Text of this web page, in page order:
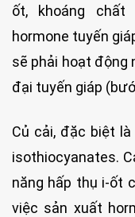
ốt, khoáng
hormone tuyến
sẽ phải hoạt động
đại tuyến giáp
Củ cải, đặc biệt
isothiocyanates.
năng hấp thụ i-ốt
việc sản xuất